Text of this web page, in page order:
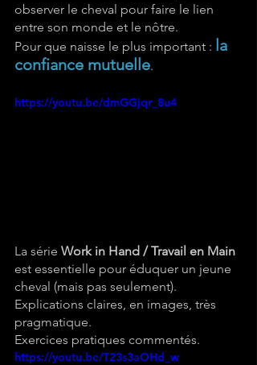
observer le cheval pour faire le lien
entre son monde et le nôtre.
Pour que naisse le plus important : la
confiance mutuelle.
https://youtu.be/dmGGjqr_8u4
La série Work in Hand / Travail en Main
est essentielle pour éduquer un jeune
cheval (mais pas seulement).
Explications claires, en images, très
pragmatique.
Exercices pratiques commentés.
https://youtu.be/T23s3aOHd_w